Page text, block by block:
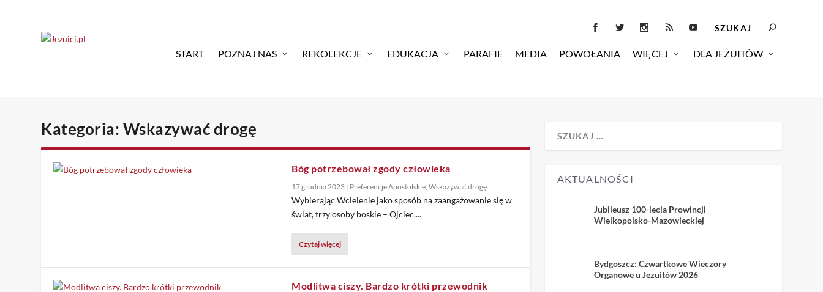
START POZNAJ NAS REKOLEKCJE EDUKACJA PARAFIE MEDIA POWOŁANIA WIĘCEJ DLA JEZUITÓW
Kategoria: Wskazywać drogę
Bóg potrzebował zgody człowieka
17 grudnia 2023 | Preferencje Apostolskie ,Wskazywać drogę
Wybierając Wcielenie jako sposób na zaangażowanie się w
świat, trzy osoby boskie – Ojciec,...
Czytaj więcej
Modlitwa ciszy. Bardzo krótki przewodnik
AKTUALNOŚCI
Jubileusz 100-lecia Prowincji
Wielkopolsko-Mazowieckiej
Bydgoszcz: Czwartkowe Wieczory
Organowe u Jezuitów 2026